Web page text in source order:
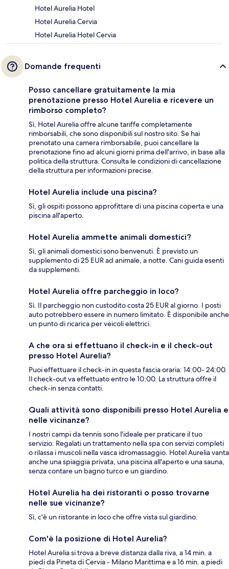
Hotel Aurelia Hotel
Hotel Aurelia Cervia
Hotel Aurelia Hotel Cervia
Domande frequenti
Posso cancellare gratuitamente la mia
prenotazione presso Hotel Aurelia e ricevere un
rimborso completo?
Sì, Hotel Aurelia offre alcune tariffe completamente
rimborsabili, che sono disponibili sul nostro sito. Se hai
prenotato una camera rimborsabile, puoi cancellare la
prenotazione fino ad alcuni giorni prima dell'arrivo, in base alla
politica della struttura. Consulta le condizioni di cancellazione
della struttura per informazioni precise.
Hotel Aurelia include una piscina?
Sì, gli ospiti possono approfittare di una piscina coperta e una
piscina all'aperto.
Hotel Aurelia ammette animali domestici?
Sì, gli animali domestici sono benvenuti. È previsto un
supplemento di 25 EUR ad animale, a notte. Cani guida esenti
da supplementi.
Hotel Aurelia offre parcheggio in loco?
Sì. Il parcheggio non custodito costa 25 EUR al giorno. I posti
auto potrebbero essere in numero limitato. È disponibile anche
un punto di ricarica per veicoli elettrici.
A che ora si effettuano il check-in e il check-out
presso Hotel Aurelia?
Puoi effettuare il check-in in questa fascia oraria: 14:00- 24:00.
Il check-out va effettuato entro le 10:00. La struttura offre il
check-in senza contatti.
Quali attività sono disponibili presso Hotel Aurelia e
nelle vicinanze?
I nostri campi da tennis sono l'ideale per praticare il tuo
servizio. Regalati un trattamento nella spa con servizi completi
o rilassa i muscoli nella vasca idromassaggio. Hotel Aurelia vanta
anche una spiaggia privata, una piscina all'aperto e una sauna,
senza contare un bagno turco e un giardino.
Hotel Aurelia ha dei ristoranti o posso trovarne
nelle sue vicinanze?
Sì, c'è un ristorante in loco che offre vista sul giardino.
Com'è la posizione di Hotel Aurelia?
Hotel Aurelia si trova a breve distanza dalla riva, a 14 min. a
piedi da Pineta di Cervia - Milano Marittima e a 16 min. a piedi